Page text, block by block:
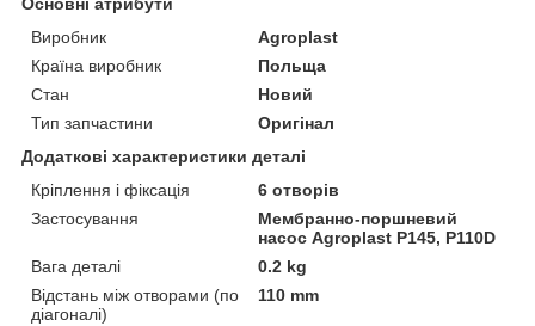
Виробник
Agroplast
Країна виробник
Польща
Стан
Новий
Тип запчастини
Оригінал
Додаткові характеристики деталі
Кріплення і фіксація
6 отворів
Застосування
Мембранно-поршневий
насос Agroplast P145, P110D
Вага деталі
0.2 kg
Відстань між отворами (по
діагоналі)
110 mm